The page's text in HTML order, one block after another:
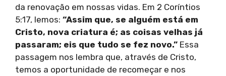
da renovação em nossas vidas. Em 2 Coríntios
5:17, lemos: “Assim que, se alguém está em
Cristo, nova criatura é; as coisas velhas já
passaram; eis que tudo se fez novo.” Essa
passagem nos lembra que, através de Cristo,
temos a oportunidade de recomeçar e nos